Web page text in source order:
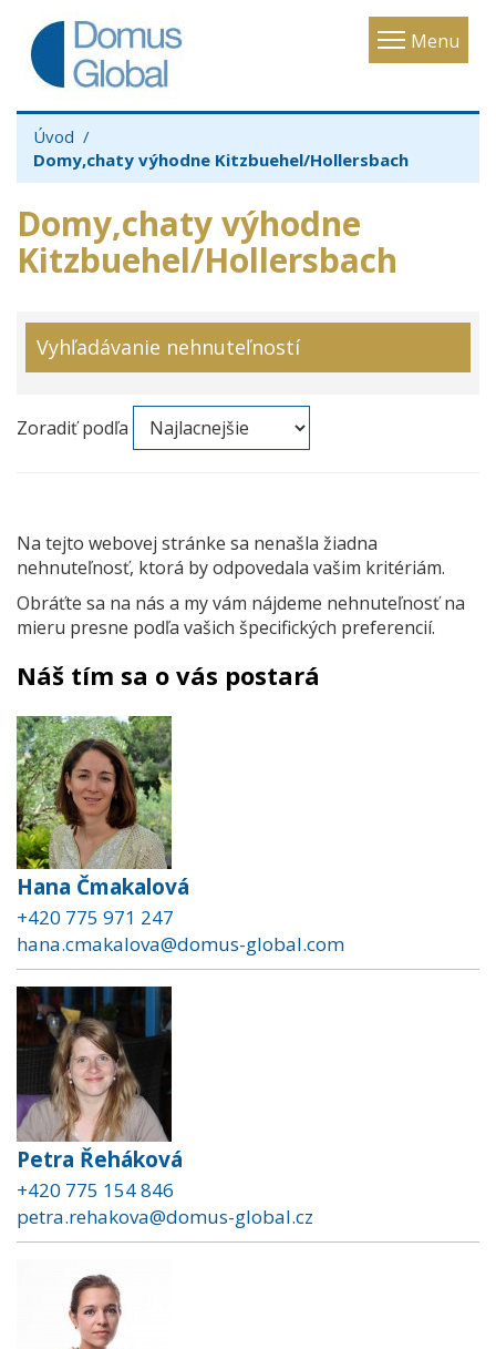
Menu
Toggle
Úvod
Domy,chaty výhodne Kitzbuehel/Hollersbach
Domy,chaty výhodne
Kitzbuehel/Hollersbach
Vyhľadávanie nehnuteľností
Zoradiť podľa
Na tejto webovej stránke sa nenašla žiadna
nehnuteľnosť, ktorá by odpovedala vašim kritériám.
Obráťte sa na nás a my vám nájdeme nehnuteľnosť na
mieru presne podľa vašich špecifických preferencií.
Náš tím sa o vás postará
Hana Čmakalová
+420 775 971 247
hana.cmakalova@domus-global.com
Petra Řeháková
+420 775 154 846
petra.rehakova@domus-global.cz